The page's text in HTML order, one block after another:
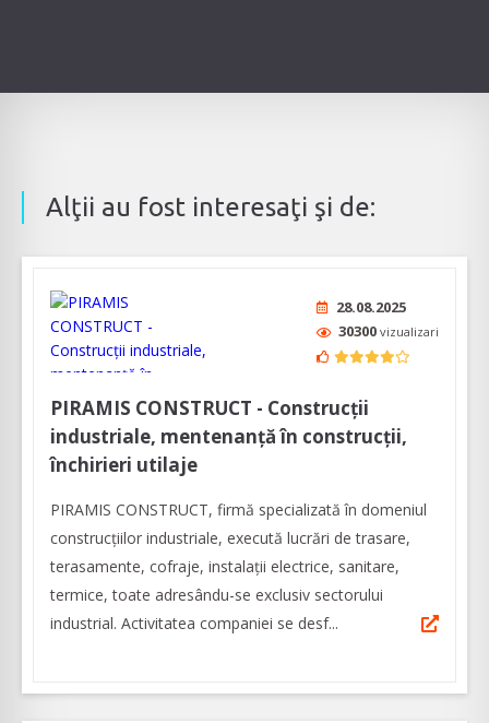
Alţii au fost interesaţi şi de:
28.08.2025
30300 vizualizari
PIRAMIS CONSTRUCT - Construcții
industriale, mentenanță în construcții,
închirieri utilaje
PIRAMIS CONSTRUCT, firmă specializată în domeniul
construcțiilor industriale, execută lucrări de trasare,
terasamente, cofraje, instalații electrice, sanitare,
termice, toate adresându-se exclusiv sectorului
industrial. Activitatea companiei se desf...